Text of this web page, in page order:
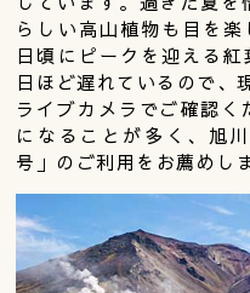
らしい高山植物も目を
日頃にピークを迎える
日ほど遅れているので、
ライブカメラでご確認
になることが多く、旭
号」のご利用をお薦めし